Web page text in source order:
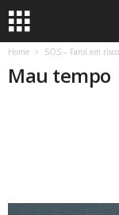
Home SOS – Farol em
Mau tempo